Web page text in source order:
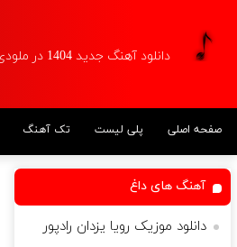
دانلود آهنگ جدید 1404 در ملودی مانیا
صفحه اصلی پلی لیست تک آهنگ
آهنگ های داغ
دانلود موزیک رویا یزدان رادپور